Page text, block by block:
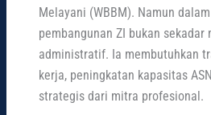
Melayani (WBBM). Namun
pembangunan ZI bukan sekadar
administratif. Ia membutuhkan
kerja, peningkatan kapasitas
strategis dari mitra profesional.